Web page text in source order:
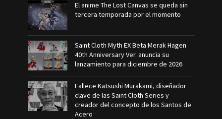
El anime The Lost Canvas se queda sin
tercera temporada por el momento
Saint Cloth Myth EX Beta Merak Hagen
40th Anniversary Ver. anuncia su
lanzamiento para diciembre de 2026
Fallece Katsushi Murakami, diseñador
clave de las Saint Cloth Series y
creador del concepto de los Santos de
Acero